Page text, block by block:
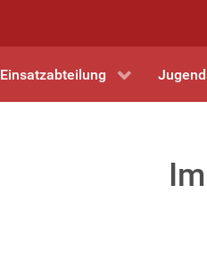
Einsatzabteilung